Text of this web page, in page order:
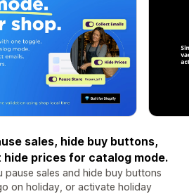
sales, hide buy buttons,
prices for catalog mode.
pause sales and hide buy buttons
on holiday, or activate holiday